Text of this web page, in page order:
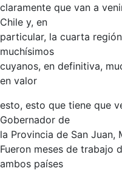
claramente que van a
Chile y, en
particular, la cuarta
muchísimos
cuyanos, en definitiva,
en valor
esto, esto que tiene que
Gobernador de
la Provincia de San Juan,
Fueron meses de trabajo
ambos países